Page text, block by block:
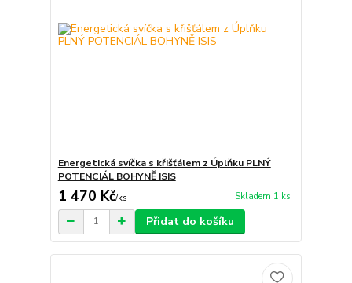
Energetická svíčka s křišťálem z Úplňku PLNÝ
POTENCIÁL BOHYNĚ ISIS
1 470 Kč/ks Skladem 1 ks
Přidat do košíku